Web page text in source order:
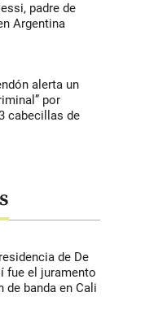
padre de
Argentina
alerta un
por
cabecillas de
de De
fue el juramento
banda en Cali